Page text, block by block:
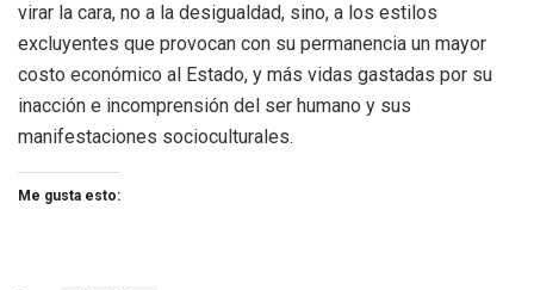
virar la cara, no a la desigualdad, sino, a los estilos
excluyentes que provocan con su permanencia un mayor
costo económico al Estado, y más vidas gastadas por su
inacción e incomprensión del ser humano y sus
manifestaciones socioculturales.
Me gusta esto: